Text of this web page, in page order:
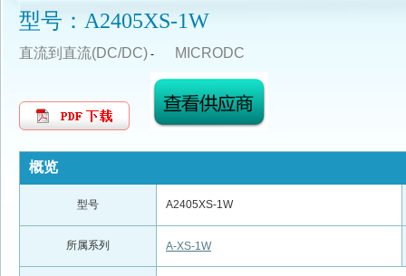
型号：A2405XS-1W
直流到直流(DC/DC) - MICRODC
概览
型号 A2405XS-1W
所属系列 A-XS-1W